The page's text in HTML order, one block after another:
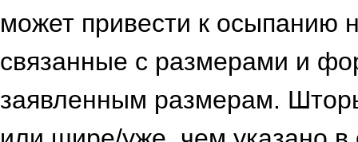
может привести к осыпанию
связанные с размерами и
заявленным размерам.